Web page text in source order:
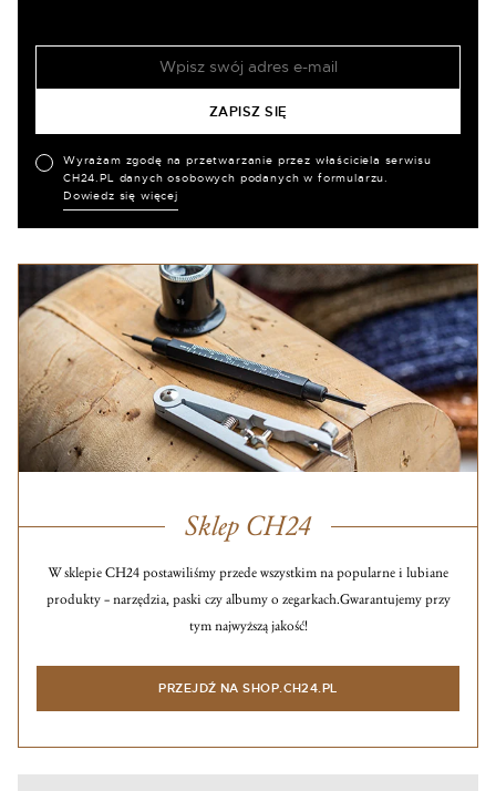
Wyrażam zgodę na przetwarzanie przez właściciela serwisu
CH24.PL danych osobowych podanych w formularzu.
Dowiedz się więcej
Sklep CH24
W sklepie CH24 postawiliśmy przede wszystkim na popularne i lubiane
produkty – narzędzia, paski czy albumy o zegarkach.Gwarantujemy przy
tym najwyższą jakość!
PRZEJDŹ NA SHOP.CH24.PL